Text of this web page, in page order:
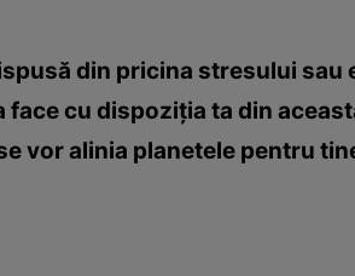
din pricina stresului sau
face cu dispoziţia ta din
vor alinia planetele pentru